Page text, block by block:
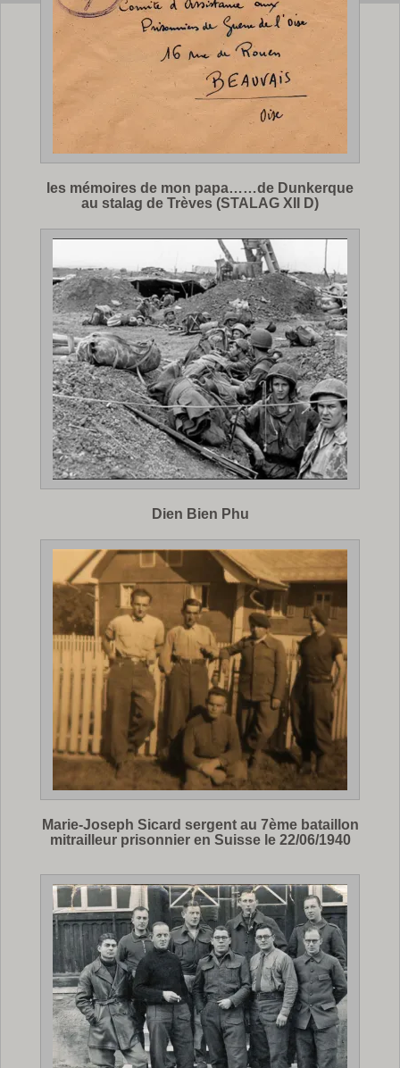
les mémoires de mon papa……de Dunkerque
au stalag de Trèves (STALAG XII D)
Dien Bien Phu
Marie-Joseph Sicard sergent au 7ème bataillon
mitrailleur prisonnier en Suisse le 22/06/1940